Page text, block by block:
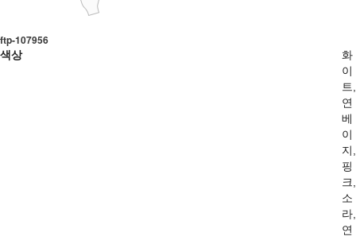
ftp-107956
색상
화
이
트,
연
베
이
지,
핑
크,
소
라,
연